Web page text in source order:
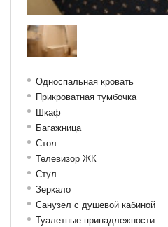
Односпальная кровать
Прикроватная тумбочка
Шкаф
Багажница
Стол
Телевизор ЖК
Стул
Зеркало
Санузел с душевой кабиной
Туалетные принадлежности